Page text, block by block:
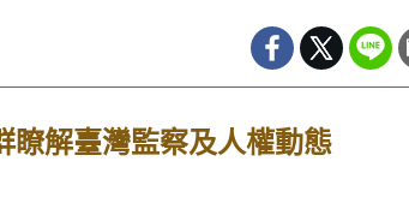
瞭解臺灣監察及人權動態